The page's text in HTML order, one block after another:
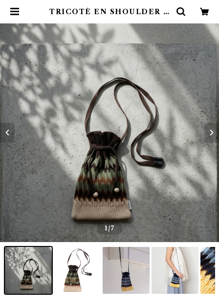
TRICOTÉ EN SHOULDER B
ne store
1/7